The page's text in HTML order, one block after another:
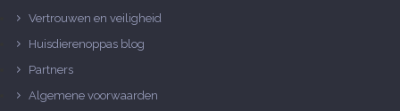
Vertrouwen en veiligheid
Huisdierenoppas blog
Partners
Algemene voorwaarden